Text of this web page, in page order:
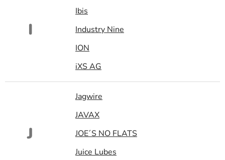
I
Ibis
Industry Nine
ION
iXS AG
J
Jagwire
JAVAX
JOE´S NO FLATS
Juice Lubes